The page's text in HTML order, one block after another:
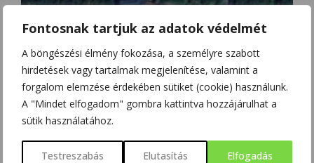
Fontosnak tartjuk az adatok védelmét
A böngészési élmény fokozása, a személyre szabott
hirdetések vagy tartalmak megjelenítése, valamint a
forgalom elemzése érdekében sütiket (cookie) használunk.
A "Mindet elfogadom" gombra kattintva hozzájárulhat a
sütik használatához.
Testreszabás Elutasítás Elfogadás
A PANNONHALMI BENCÉS FŐAPÁTSÁG ÉSZAKI UDVARÁN NÉPES